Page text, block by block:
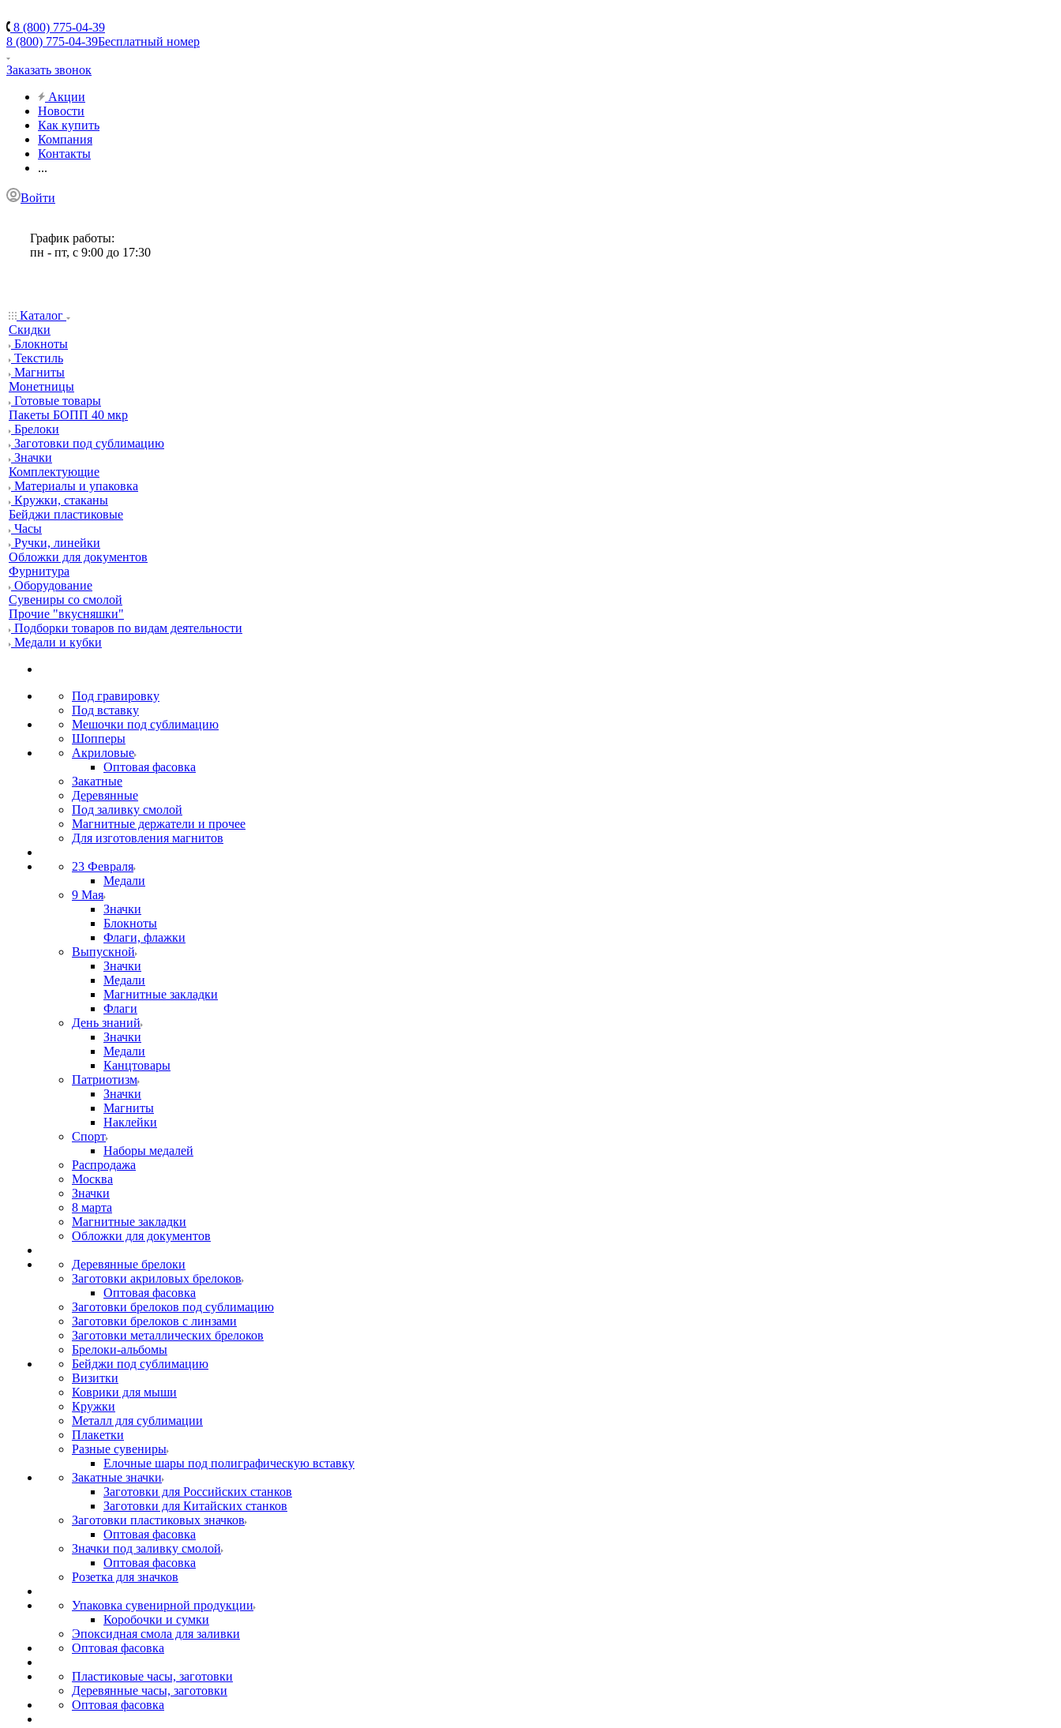
8 (800) 775-04-39
8 (800) 775-04-39Бесплатный номер
Заказать звонок
Акции
Новости
Как купить
Компания
Контакты
...
Войти
График работы:
пн - пт, с 9:00 до 17:30
Каталог
Скидки
Блокноты
Текстиль
Магниты
Монетницы
Готовые товары
Пакеты БОПП 40 мкр
Брелоки
Заготовки под сублимацию
Значки
Комплектующие
Материалы и упаковка
Кружки, стаканы
Бейджи пластиковые
Часы
Ручки, линейки
Обложки для документов
Фурнитура
Оборудование
Сувениры со смолой
Прочие "вкусняшки"
Подборки товаров по видам деятельности
Медали и кубки
Под гравировку
Под вставку
Мешочки под сублимацию
Шопперы
Акриловые
Оптовая фасовка
Закатные
Деревянные
Под заливку смолой
Магнитные держатели и прочее
Для изготовления магнитов
23 Февраля
Медали
9 Мая
Значки
Блокноты
Флаги, флажки
Выпускной
Значки
Медали
Магнитные закладки
Флаги
День знаний
Значки
Медали
Канцтовары
Патриотизм
Значки
Магниты
Наклейки
Спорт
Наборы медалей
Распродажа
Москва
Значки
8 марта
Магнитные закладки
Обложки для документов
Деревянные брелоки
Заготовки акриловых брелоков
Оптовая фасовка
Заготовки брелоков под сублимацию
Заготовки брелоков с линзами
Заготовки металлических брелоков
Брелоки-альбомы
Бейджи под сублимацию
Визитки
Коврики для мыши
Кружки
Металл для сублимации
Плакетки
Разные сувениры
Елочные шары под полиграфическую вставку
Закатные значки
Заготовки для Российских станков
Заготовки для Китайских станков
Заготовки пластиковых значков
Оптовая фасовка
Значки под заливку смолой
Оптовая фасовка
Розетка для значков
Упаковка сувенирной продукции
Коробочки и сумки
Эпоксидная смола для заливки
Оптовая фасовка
Пластиковые часы, заготовки
Деревянные часы, заготовки
Оптовая фасовка